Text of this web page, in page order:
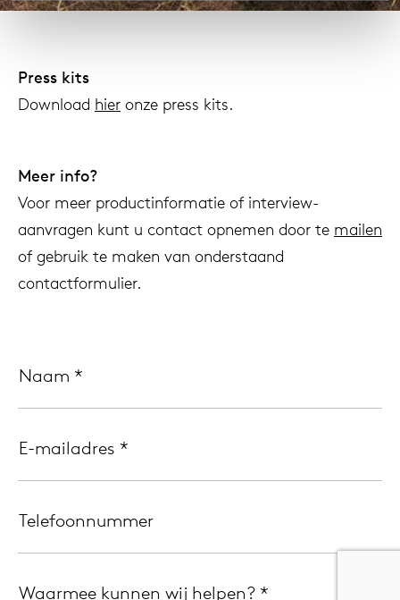
Press kits
Download hier onze press kits.
Meer info?
Voor meer productinformatie of interview-
aanvragen kunt u contact opnemen door te mailen
of gebruik te maken van onderstaand
contactformulier.
Naam *
E-mailadres *
Telefoonnummer
Waarmee kunnen wij helpen? *